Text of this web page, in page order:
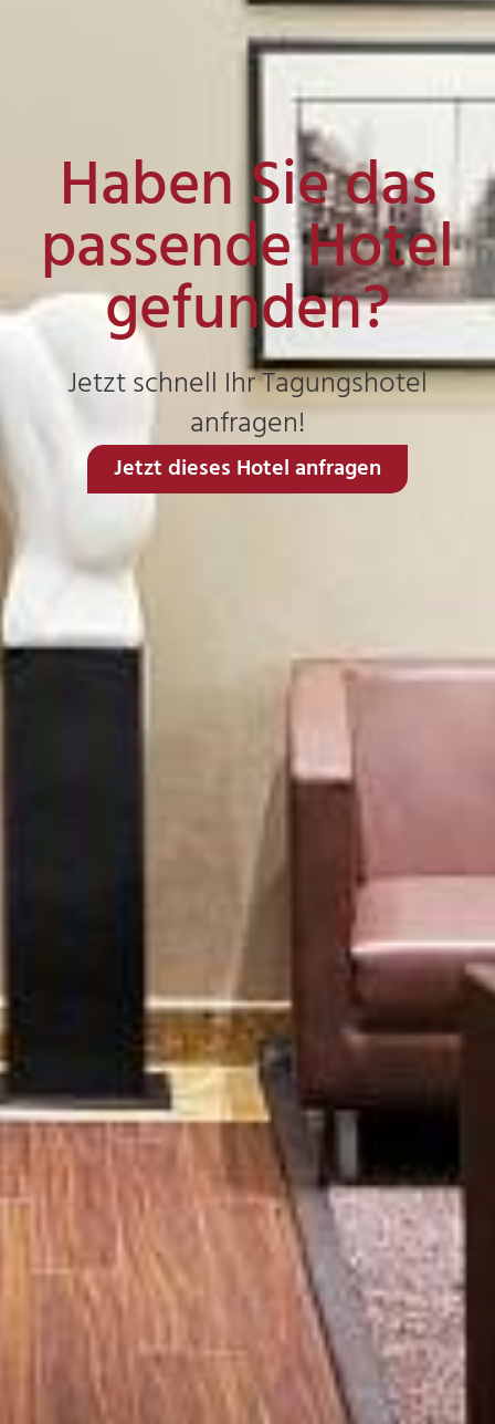
Haben Sie das
passende Hotel
gefunden?
Jetzt schnell Ihr Tagungshotel
anfragen!
Jetzt dieses Hotel anfragen